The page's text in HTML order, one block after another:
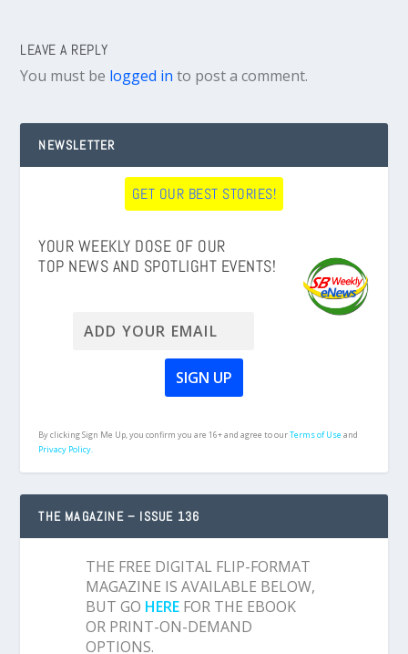
LEAVE A REPLY
You must be logged in to post a comment.
NEWSLETTER
GET OUR BEST STORIES!
YOUR WEEKLY DOSE OF OUR
TOP NEWS AND SPOTLIGHT EVENTS!
By clicking Sign Me Up, you confirm you are 16+ and agree to ourTerms of Useand
Privacy Policy.
THE MAGAZINE – ISSUE 136
THE FREE DIGITAL FLIP-FORMAT
MAGAZINE IS AVAILABLE BELOW,
BUT GO HERE FOR THE EBOOK
OR PRINT-ON-DEMAND
OPTIONS.